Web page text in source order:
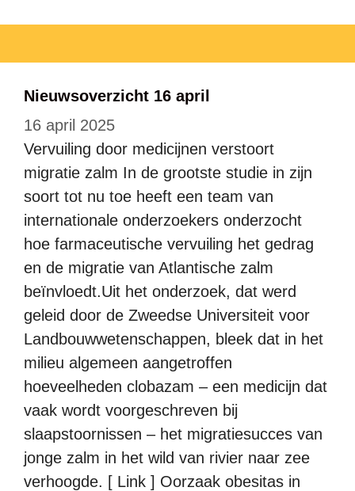
Nieuwsoverzicht 16 april
16 april 2025
Vervuiling door medicijnen verstoort
migratie zalm In de grootste studie in zijn
soort tot nu toe heeft een team van
internationale onderzoekers onderzocht
hoe farmaceutische vervuiling het gedrag
en de migratie van Atlantische zalm
beïnvloedt.Uit het onderzoek, dat werd
geleid door de Zweedse Universiteit voor
Landbouwwetenschappen, bleek dat in het
milieu algemeen aangetroffen
hoeveelheden clobazam – een medicijn dat
vaak wordt voorgeschreven bij
slaapstoornissen – het migratiesucces van
jonge zalm in het wild van rivier naar zee
verhoogde. [ Link ] Oorzaak obesitas in